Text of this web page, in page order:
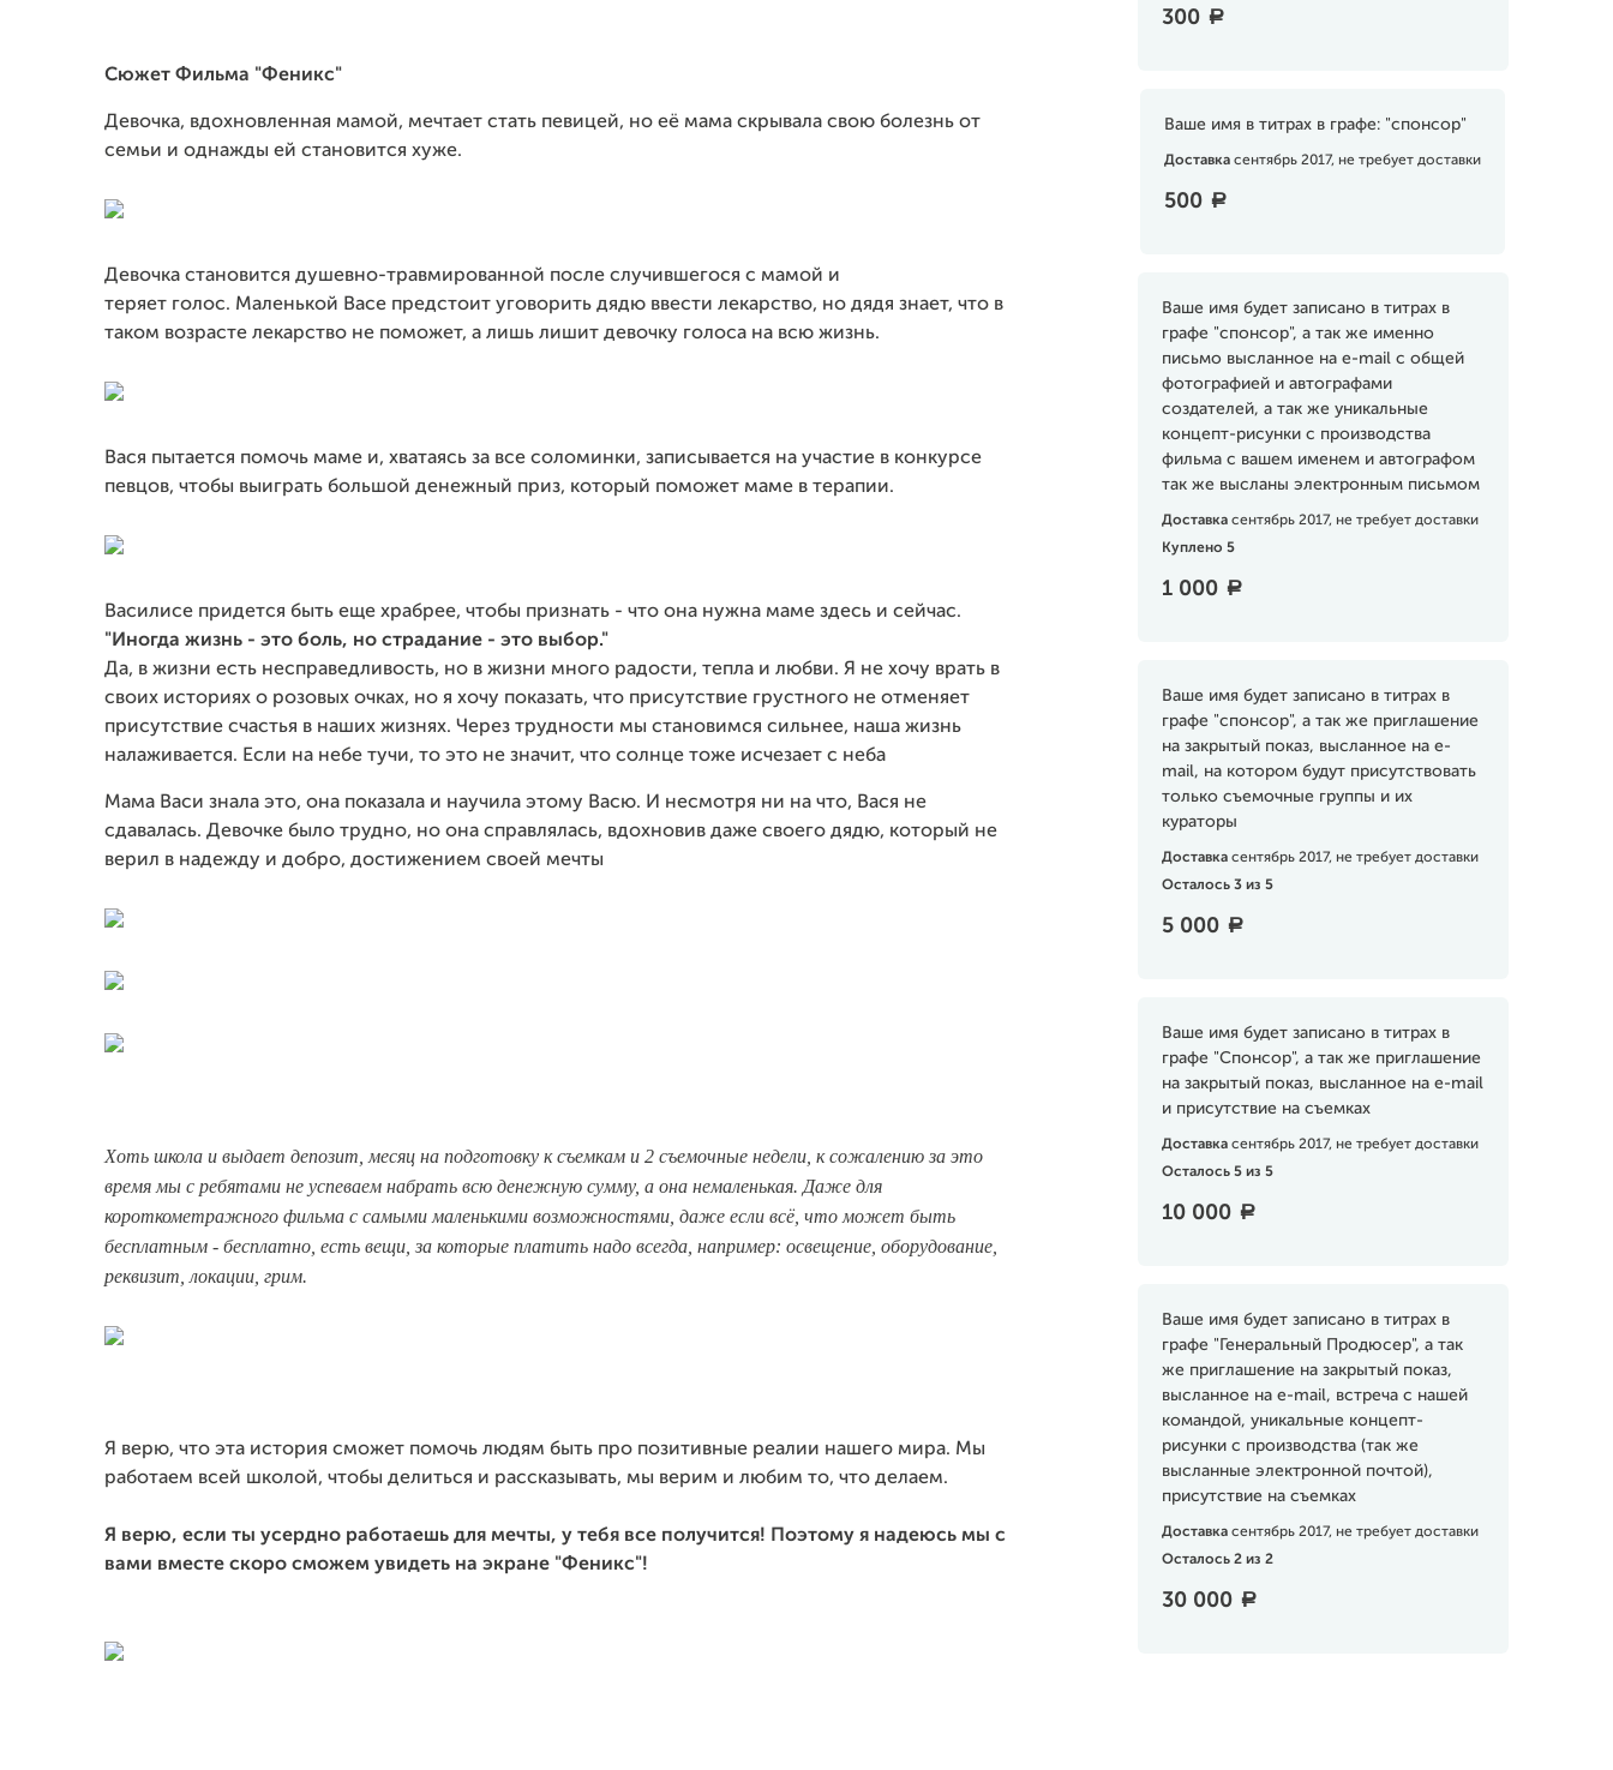
300 a
Ваше имя в титрах в графе: "спонсор"
Доставкасентябрь 2017, не требует доставки
500 a
Ваше имя будет записано в титрах в
графе "спонсор", а так же именно
письмо высланное на e-mail с общей
фотографией и автографами
создателей, а так же уникальные
концепт-рисунки с производства
фильма с вашем именем и автографом
так же высланы электронным письмом
Доставка сентябрь 2017, не требует доставки
Куплено 5
1 000 a
Ваше имя будет записано в титрах в
графе "спонсор", а так же приглашение
на закрытый показ, высланное на e-
mail, на котором будут присутствовать
только съемочные группы и их
кураторы
Доставка сентябрь 2017, не требует доставки
Осталось 3 из 5
5 000 a
Ваше имя будет записано в титрах в
графе "Спонсор", а так же приглашение
на закрытый показ, высланное на e-mail
и присутствие на съемках
Доставка сентябрь 2017, не требует доставки
Осталось 5 из 5
10 000 a
Ваше имя будет записано в титрах в
графе "Генеральный Продюсер", а так
же приглашение на закрытый показ,
высланное на e-mail, встреча с нашей
командой, уникальные концепт-
рисунки с производства (так же
высланные электронной почтой),
присутствие на съемках
Доставка сентябрь 2017, не требует доставки
Осталось 2 из 2
30 000 a
Сюжет Фильма "Феникс"
Девочка, вдохновленная мамой, мечтает стать певицей, но её мама скрывала свою болезнь от
семьи и однажды ей становится хуже.
Девочка становится душевно-травмированной после случившегося с мамой и
теряет голос. Маленькой Васе предстоит уговорить дядю ввести лекарство, но дядя знает, что в
таком возрасте лекарство не поможет, а лишь лишит девочку голоса на всю жизнь.
Вася пытается помочь маме и, хватаясь за все соломинки, записывается на участие в конкурсе
певцов, чтобы выиграть большой денежный приз, который поможет маме в терапии.
Василисе придется быть еще храбрее, чтобы признать - что она нужна маме здесь и сейчас.
"Иногда жизнь - это боль, но страдание - это выбор."
Да, в жизни есть несправедливость, но в жизни много радости, тепла и любви. Я не хочу врать в
своих историях о розовых очках, но я хочу показать, что присутствие грустного не отменяет
присутствие счастья в наших жизнях. Через трудности мы становимся сильнее, наша жизнь
налаживается. Если на небе тучи, то это не значит, что солнце тоже исчезает с неба
Мама Васи знала это, она показала и научила этому Васю. И несмотря ни на что, Вася не
сдавалась. Девочке было трудно, но она справлялась, вдохновив даже своего дядю, который не
верил в надежду и добро, достижением своей мечты
Хоть школа и выдает депозит, месяц на подготовку к съемкам и 2 съемочные недели, к сожалению за это
время мы с ребятами не успеваем набрать всю денежную сумму, а она немаленькая. Даже для
короткометражного фильма с самыми маленькими возможностями, даже если всё, что может быть
бесплатным - бесплатно, есть вещи, за которые платить надо всегда, например: освещение, оборудование,
реквизит, локации, грим.
Я верю, что эта история сможет помочь людям быть про позитивные реалии нашего мира. Мы
работаем всей школой, чтобы делиться и рассказывать, мы верим и любим то, что делаем.
Я верю, если ты усердно работаешь для мечты, у тебя все получится! Поэтому я надеюсь мы с
вами вместе скоро сможем увидеть на экране "Феникс"!